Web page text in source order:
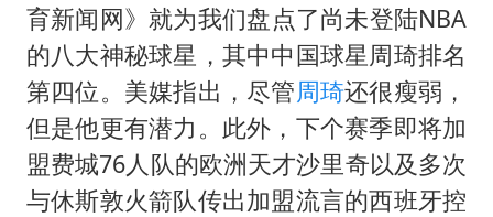
24小时不关空调 电费会更低吗
中国养老床位“三连降”
多地要求领导干部带头休假
吉林一“温度计大楼”读数爆表
东方甄选被判赔偿江小白30万元
育新闻网》就为我们盘点了尚未登陆NBA
的八大神秘球星，其中中国球星周琦排名
第四位。美媒指出，尽管周琦还很瘦弱，
但是他更有潜力。此外，下个赛季即将加
盟费城76人队的欧洲天才沙里奇以及多次
与休斯敦火箭队传出加盟流言的西班牙控